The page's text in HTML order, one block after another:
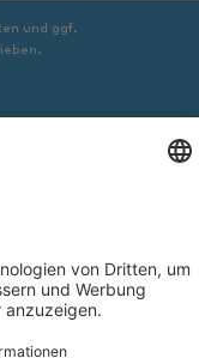
und ggf.
ggf. ergänzende
Datenbank, dürfen
oder die gesamte
ausführen zu lassen.